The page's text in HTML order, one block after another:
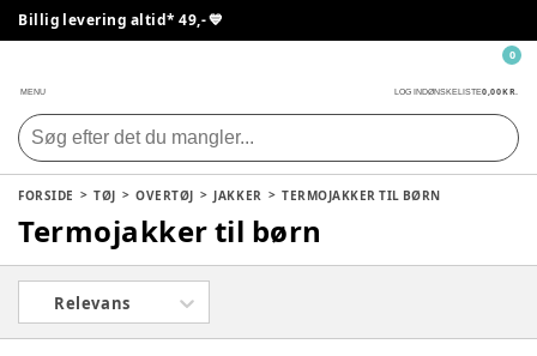
Billig levering altid* 49,- 💙
MENU LOG INDØNSKELISTE0,00 KR.
0
FORSIDE TØJ OVERTØJ JAKKER TERMOJAKKER TIL BØRN
Termojakker til børn
Relevans